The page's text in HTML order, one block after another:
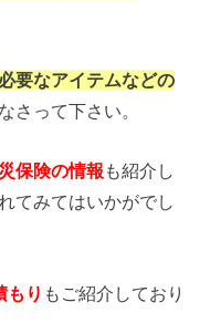
必要なアイテムなどの
さって下さい。
保険の情報 も紹介し
てみてはいかがでし
もり もご紹介しており